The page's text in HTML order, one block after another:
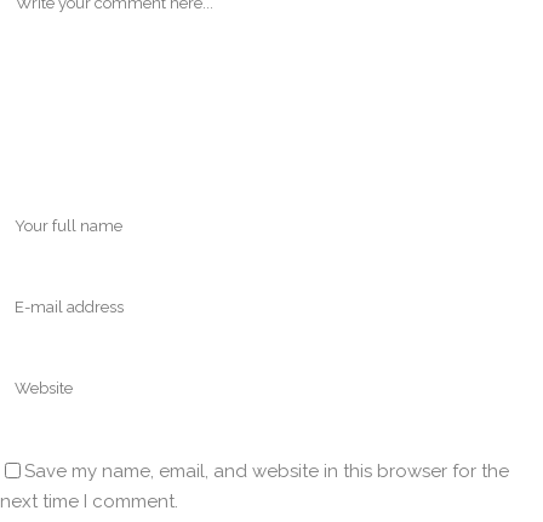
Save my name, email, and website in this browser for the
next time I comment.